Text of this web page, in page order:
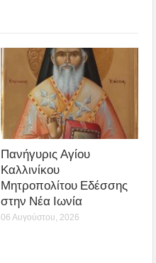
Πανήγυρις Αγίου
Καλλινίκου
Μητροπολίτου Εδέσσης
στην Νέα Ιωνία
06 Αυγούστου, 2026